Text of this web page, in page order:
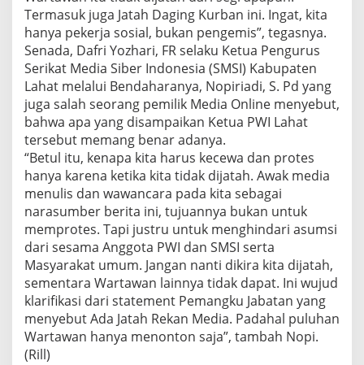
Termasuk juga Jatah Daging Kurban ini. Ingat, kita
hanya pekerja sosial, bukan pengemis”, tegasnya.
Senada, Dafri Yozhari, FR selaku Ketua Pengurus
Serikat Media Siber Indonesia (SMSI) Kabupaten
Lahat melalui Bendaharanya, Nopiriadi, S. Pd yang
juga salah seorang pemilik Media Online menyebut,
bahwa apa yang disampaikan Ketua PWI Lahat
tersebut memang benar adanya.
“Betul itu, kenapa kita harus kecewa dan protes
hanya karena ketika kita tidak dijatah. Awak media
menulis dan wawancara pada kita sebagai
narasumber berita ini, tujuannya bukan untuk
memprotes. Tapi justru untuk menghindari asumsi
dari sesama Anggota PWI dan SMSI serta
Masyarakat umum. Jangan nanti dikira kita dijatah,
sementara Wartawan lainnya tidak dapat. Ini wujud
klarifikasi dari statement Pemangku Jabatan yang
menyebut Ada Jatah Rekan Media. Padahal puluhan
Wartawan hanya menonton saja”, tambah Nopi.
(Rill)